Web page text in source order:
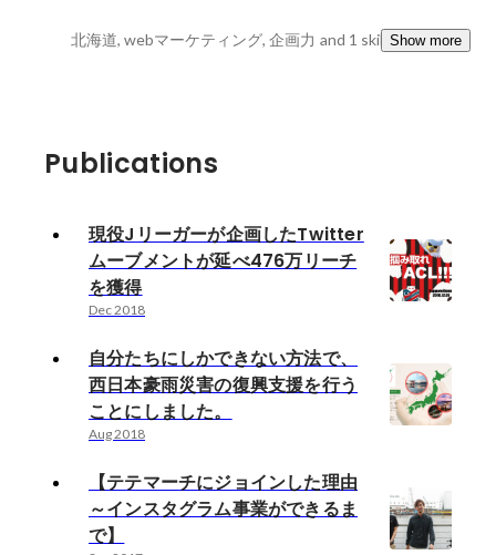
北海道, webマーケティング, 企画力 and 1 skillsShow more
Publications
現役Jリーガーが企画したTwitter
ムーブメントが延べ476万リーチ
を獲得
Dec 2018
自分たちにしかできない方法で、
西日本豪雨災害の復興支援を行う
ことにしました。
Aug 2018
【テテマーチにジョインした理由
～インスタグラム事業ができるま
で】